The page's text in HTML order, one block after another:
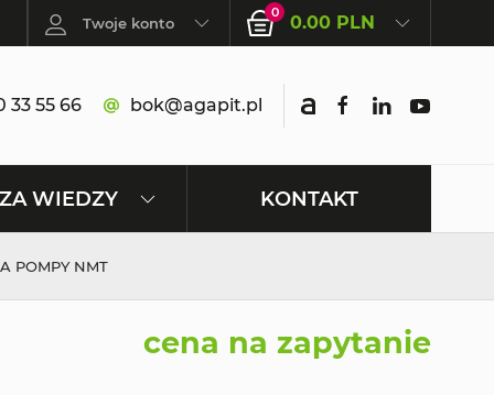
Twoje konto
0 0.00 PLN
33 55 66 bok@agapit.pl
WIEDZY KONTAKT
POMPY NMT
cena na zapytanie